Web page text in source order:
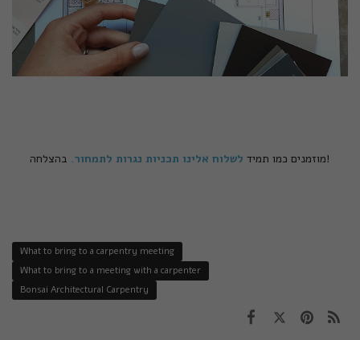
מוזמנים כמו תמיד לשלוח אלינו תכניות נגרות לתמחור. בהצלחה!
What to bring to a carpentry meeting
What to bring to a meeting with a carpenter
Bonsai Architectural Carpentry